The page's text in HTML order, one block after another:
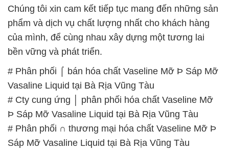
Chúng tôi xin cam kết tiếp tục mang đến những sản
phẩm và dịch vụ chất lượng nhất cho khách hàng
của mình, để cùng nhau xây dựng một tương lai
bền vững và phát triển.
# Phân phối ⌠ bán hóa chất Vaseline Mỡ Þ Sáp Mỡ
Vasaline Liquid tại Bà Rịa Vũng Tàu
# Cty cung ứng │ phân phối hóa chất Vaseline Mỡ
Þ Sáp Mỡ Vasaline Liquid tại Bà Rịa Vũng Tàu
# Phân phối ∩ thương mại hóa chất Vaseline Mỡ Þ
Sáp Mỡ Vasaline Liquid tại Bà Rịa Vũng Tàu